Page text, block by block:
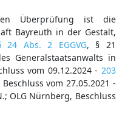
Überprüfung ist die
Bayreuth in der Gestalt,
24 Abs. 2 EGGVG, § 21
Generalstaatsanwalts in
vom 09.12.2024 - 203
vom 27.05.2021 -
OLG Nürnberg, Beschluss